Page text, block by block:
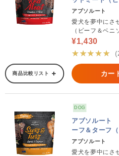
アブソルート
愛犬を夢中にさ
（ビーフ＆ベニ
¥1,430
★★★★★
商品比較リスト カー
DOG
アブソルート
ーフ＆ターフ
アブソルート
愛犬を夢中にさ